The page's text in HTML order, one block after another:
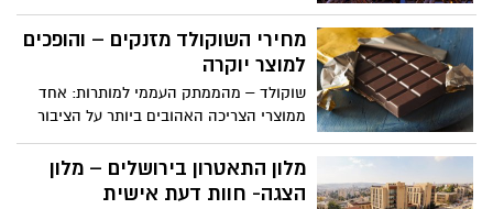
צפונה מהן כדי לחגוג באולמות יוקרתיים –
כעת, המגמה מתהפכת. עם פתיחתו של אולם
האירועים "דיוואן" בלב אשדוד, הפוקוס חוזר
לעיר, ובצדק.
מחירי השוקולד מזנקים – והופכים
למוצר יוקרה
שוקולד – מהממתק העממי למותרות: אחד
ממוצרי הצריכה האהובים ביותר על הציבור
הישראלי הופך לפריט יוקרתי. בשנה האחרונה
נרשמה התייקרות דרמטית של כ-50% במחירי
השוקולד, כשחלק מהמוצרים זינקו אף ביותר
מלון התאטרון בירושלים – מלון
הצגה- חוות דעת אישית